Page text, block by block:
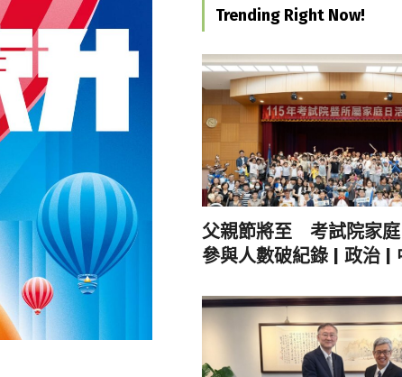
Trending Right Now!
父親節將至 考試院家庭
參與人數破紀錄 | 政治 |